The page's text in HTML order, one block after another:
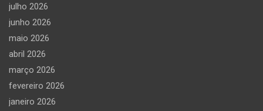
julho 2026
junho 2026
maio 2026
abril 2026
março 2026
fevereiro 2026
janeiro 2026